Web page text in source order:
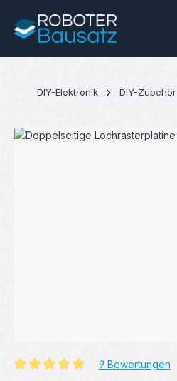
Zum Hauptinhalt springen
DIY-Elektronik DIY-Zubehör
Bildergalerie überspringen
9 Bewertungen